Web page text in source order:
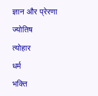
ज्ञान और प्रेरणा
ज्योतिष
त्योहार
धर्म
भक्ति